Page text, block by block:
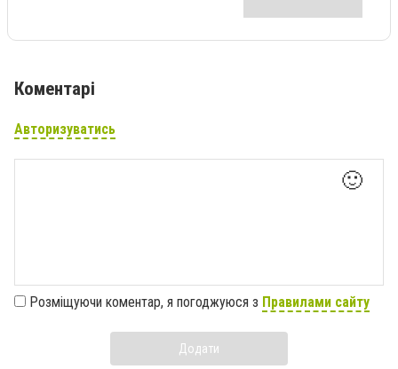
Коментарі
Авторизуватись
🙂
Розміщуючи коментар, я погоджуюся з Правилами сайту
Додати